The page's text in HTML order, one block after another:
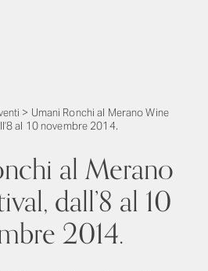
> Umani Ronchi al Merano Wine
al 10 novembre 2014.
al Merano
dall’8 al 10
2014.